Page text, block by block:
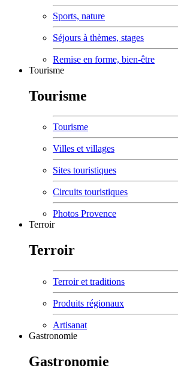
Sports, nature
Séjours à thèmes, stages
Remise en forme, bien-être
Tourisme
Tourisme
Tourisme
Villes et villages
Sites touristiques
Circuits touristiques
Photos Provence
Terroir
Terroir
Terroir et traditions
Produits régionaux
Artisanat
Gastronomie
Gastronomie